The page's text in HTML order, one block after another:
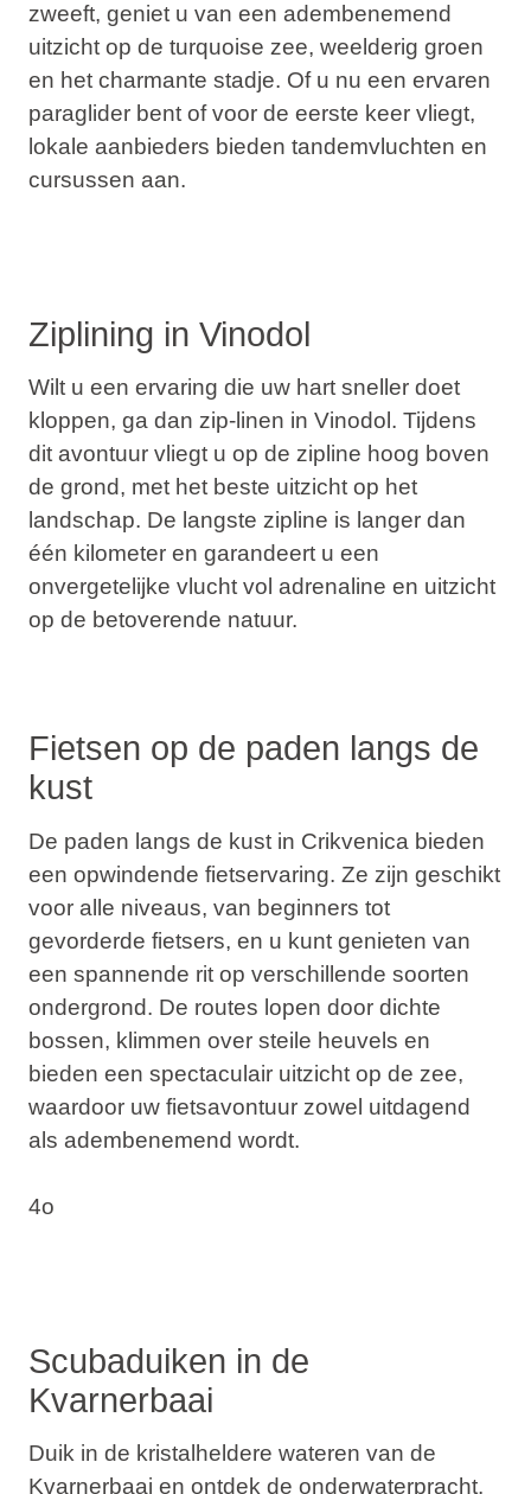
zweeft, geniet u van een adembenemend
uitzicht op de turquoise zee, weelderig groen
en het charmante stadje. Of u nu een ervaren
paraglider bent of voor de eerste keer vliegt,
lokale aanbieders bieden tandemvluchten en
cursussen aan.
Ziplining in Vinodol
Wilt u een ervaring die uw hart sneller doet
kloppen, ga dan zip-linen in Vinodol. Tijdens
dit avontuur vliegt u op de zipline hoog boven
de grond, met het beste uitzicht op het
landschap. De langste zipline is langer dan
één kilometer en garandeert u een
onvergetelijke vlucht vol adrenaline en uitzicht
op de betoverende natuur.
Fietsen op de paden langs de
kust
De paden langs de kust in Crikvenica bieden
een opwindende fietservaring. Ze zijn geschikt
voor alle niveaus, van beginners tot
gevorderde fietsers, en u kunt genieten van
een spannende rit op verschillende soorten
ondergrond. De routes lopen door dichte
bossen, klimmen over steile heuvels en
bieden een spectaculair uitzicht op de zee,
waardoor uw fietsavontuur zowel uitdagend
als adembenemend wordt.
4o
Scubaduiken in de
Kvarnerbaai
Duik in de kristalheldere wateren van de
Kvarnerbaai en ontdek de onderwaterpracht.